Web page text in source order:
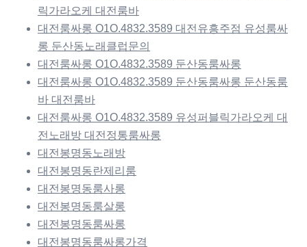
릭가라오케 대전룸바
대전룸싸롱 O1O.4832.3589 대전유흥주점 유성룸싸
롱 둔산동노래클럽문의
대전룸싸롱 O1O.4832.3589 둔산동룸싸롱
대전룸싸롱 O1O.4832.3589 둔산동룸싸롱 둔산동룸
바 대전룸바
대전룸싸롱 O1O.4832.3589 유성퍼블릭가라오케 대
전노래방 대전정통룸싸롱
대전봉명동노래방
대전봉명동란제리룸
대전봉명동룸사롱
대전봉명동룸살롱
대전봉명동룸싸롱
대전봉명동룸싸롱가격